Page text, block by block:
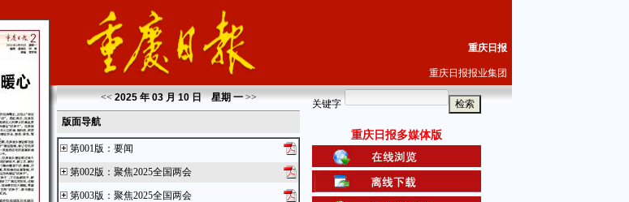
重庆日报
重庆日报报业集团
<< 2025 年 03 月 10 日 星期一 >>
版面导航
第001版 ： 要闻
第002版 ： 聚焦2025全国两会
第003版 ： 聚焦2025全国两会
关键字
重庆日报多媒体版